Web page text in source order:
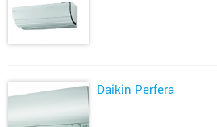
Daikin Perfera